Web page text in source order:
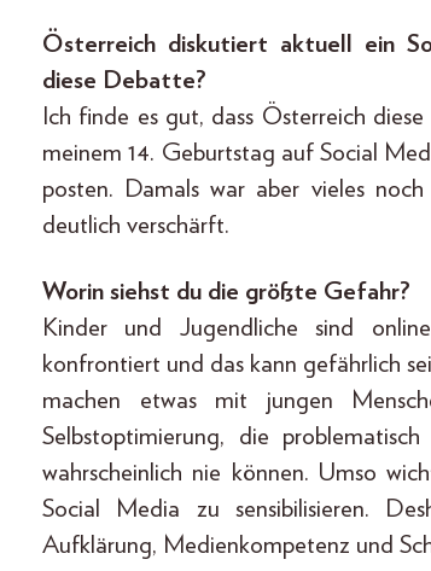
Österreich diskutiert aktuell ein
diese Debatte?
Ich finde es gut, dass Österreich
meinem 14. Geburtstag auf Social
posten. Damals war aber vieles
deutlich verschärft.
Worin siehst du die größte Gefahr?
Kinder und Jugendliche sind
konfrontiert und das kann gefährlich
machen etwas mit jungen
Selbstoptimierung, die
wahrscheinlich nie können. Umso
Social Media zu sensibilisieren.
Aufklärung, Medienkompetenz und